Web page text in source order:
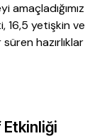
amaçladığımız
16,5 yetişkin ve
hazırlıklar
Etkinliği